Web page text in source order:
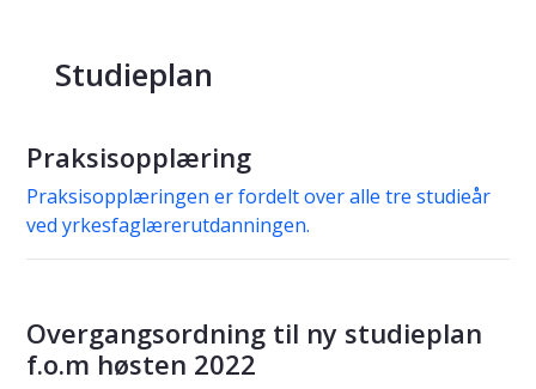
Studieplan
Praksisopplæring
Praksisopplæringen er fordelt over alle tre studieår
ved yrkesfaglærerutdanningen.
Overgangsordning til ny studieplan
f.o.m høsten 2022